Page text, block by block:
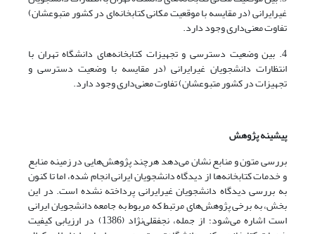
غیرایرانی (در مقایسه با موقعیت مکانی کتابخانه‌ای در کشور متبوعشان)
تفاوت معنی‌داری وجود دارد.
4. بین وضعیت دسترسی و تجهیزات کتابخانه‌های دانشگاه تهران با
انتظارات دانشجویان غیرایرانی (در مقایسه با وضعیت دسترسی و
تجهیزات در کشور متبوعشان) تفاوت معنی‌داری وجود دارد.
پیشینه‌ پژوهش
بررسی متون و منابع نشان می‌دهد هرچند پژوهش‌هایی در زمینه منابع
و خدمات کتابخانه‌ها از دیدگاه دانشجویان ایرانی انجام شده، اما تا کنون
به بررسی دیدگاه دانشجویان غیرایرانی پرداخته نشده است. در این
بخش، به برخی پژوهش‌های مرتبط که مربوط به جامعه دانشجویان ایرانی
است اشاره می‌شود؛ از جمله، نجفقلی‌نژاد (1386) در ارزیابی کیفیت